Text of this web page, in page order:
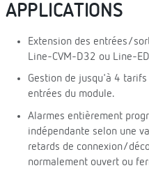
APPLICATIONS
Extension des entrées/
Line-CVM-D32 ou Line-
Gestion de jusqu'à 4
entrées du module.
Alarmes entièrement
indépendante selon une
retards de connexion/
normalement ouvert ou